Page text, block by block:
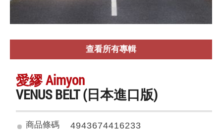
查看所有專輯
愛繆 Aimyon
VENUS BELT (日本進口版)
商品條碼 4943674416233